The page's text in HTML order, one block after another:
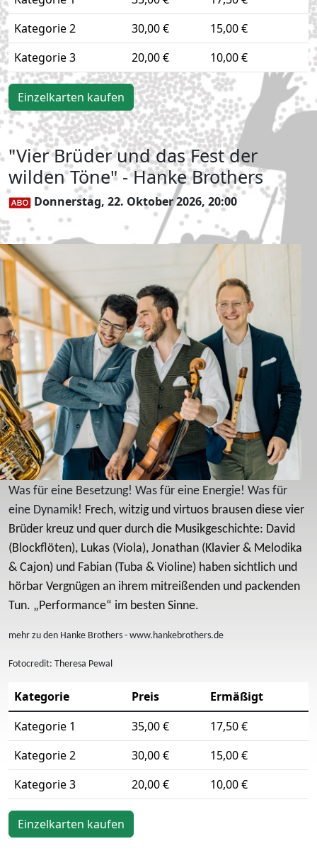
Kategorie 2
30,00 €
15,00 €
Kategorie 3
20,00 € 10,00 €
Einzelkarten kaufen
"Vier Brüder und das Fest der
wilden Töne" - Hanke Brothers
Donnerstag, 22. Oktober 2026, 20:00
Was für eine Besetzung! Was für eine Energie! Was für
eine Dynamik! Frech, witzig und virtuos brausen diese vier
Brüder kreuz und quer durch die Musikgeschichte: David
(Blockflöten), Lukas (Viola), Jonathan (Klavier & Melodika
& Cajon) und Fabian (Tuba & Violine) haben sichtlich und
hörbar Vergnügen an ihrem mitreißenden und packenden
Tun. „Performance“ im besten Sinne.
mehr zu den Hanke Brothers - www.hankebrothers.de
Fotocredit: Theresa Pewal
Kategorie Preis
Ermäßigt
Kategorie 1
35,00 €
17,50 €
Kategorie 2
30,00 €
15,00 €
Kategorie 3
20,00 € 10,00 €
Einzelkarten kaufen